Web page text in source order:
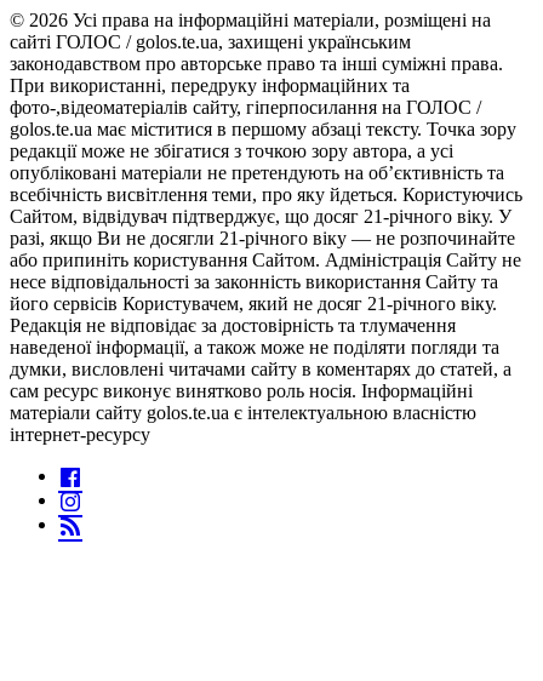
© 2026 Усі права на інформаційні матеріали, розміщені на
сайті ГОЛОС / golos.te.ua, захищені українським
законодавством про авторське право та інші суміжні права.
При використанні, передруку інформаційних та
фото-,відеоматеріалів сайту, гіперпосилання на ГОЛОС /
golos.te.ua має міститися в першому абзаці тексту. Точка зору
редакції може не збігатися з точкою зору автора, а усі
опубліковані матеріали не претендують на об’єктивність та
всебічність висвітлення теми, про яку йдеться. Користуючись
Сайтом, відвідувач підтверджує, що досяг 21-річного віку. У
разі, якщо Ви не досягли 21-річного віку — не розпочинайте
або припиніть користування Сайтом. Адміністрація Сайту не
несе відповідальності за законність використання Сайту та
його сервісів Користувачем, який не досяг 21-річного віку.
Редакція не відповідає за достовірність та тлумачення
наведеної інформації, а також може не поділяти погляди та
думки, висловлені читачами сайту в коментарях до статей, а
сам ресурс виконує винятково роль носія. Інформаційні
матеріали сайту golos.te.ua є інтелектуальною власністю
інтернет-ресурсу